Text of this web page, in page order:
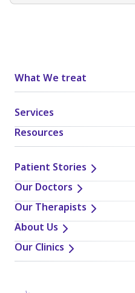
What We treat
Services
Resources
Patient Stories
Our Doctors
Our Therapists
About Us
Our Clinics